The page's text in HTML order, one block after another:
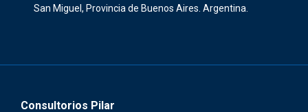
San Miguel, Provincia de Buenos Aires. Argentina.
Consultorios Pilar